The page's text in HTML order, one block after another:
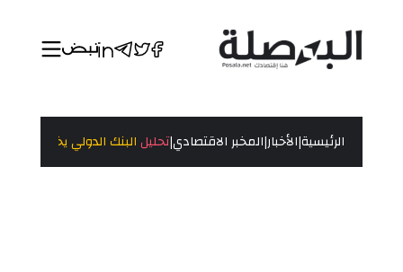
الرئيسية|الأخبار|المخبر الاقتصادي|تحليلالبنك الدولي يخفض توقعاته